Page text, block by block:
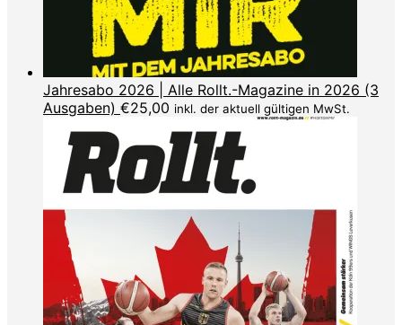
Jahresabo 2026 | Alle Rollt.-Magazine in 2026 (3
Ausgaben) €25,00 inkl. der aktuell gültigen MwSt.